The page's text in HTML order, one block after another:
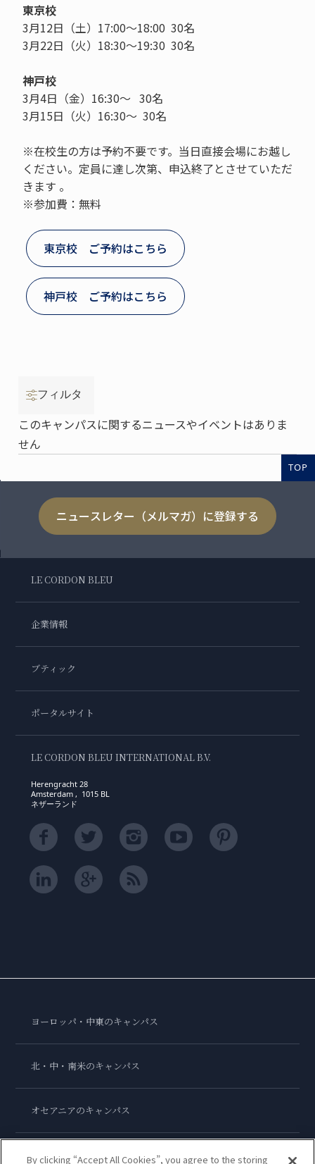
東京校
3月12日（土）17:00～18:00 30名
3月22日（火）18:30～19:30 30名
神戸校
3月4日（金）16:30～ 30名
3月15日（火）16:30～ 30名
※在校生の方は予約不要です。当日直接会場にお越し
ください。定員に達し次第、申込終了とさせていただ
きます 。
※参加費：無料
東京校 ご予約はこちら
神戸校 ご予約はこちら
フィルタ
このキャンパスに関するニュースやイベントはありま
せん
TOP
ニュースレター（メルマガ）に登録する
LE CORDON BLEU
企業情報
ブティック
ポータルサイト
LE CORDON BLEU INTERNATIONAL B.V.
Herengracht 28
Amsterdam , 1015 BL
ネザーランド
ヨーロッパ・中東のキャンパス
北・中・南米のキャンパス
オセアニアのキャンパス
アジアのキャンパス
By clicking “Accept All Cookies”, you agree to the storing